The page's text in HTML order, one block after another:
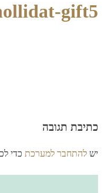
gift5
כתיבת תגובה
ישלהתחבר למערכת כדי